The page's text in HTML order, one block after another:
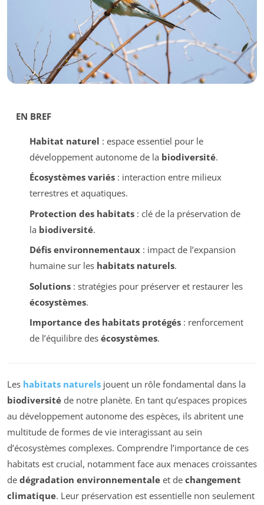
EN BREF
Habitat naturel : espace essentiel pour le
développement autonome de la biodiversité.
Écosystèmes variés: interaction entre milieux
terrestres et aquatiques.
Protection des habitats: clé de la préservation de
la biodiversité.
Défis environnementaux: impact de l’expansion
humaine sur les habitats naturels.
Solutions: stratégies pour préserver et restaurer les
écosystèmes.
Importance des habitats protégés: renforcement
de l’équilibre des écosystèmes.
Les habitats naturels jouent un rôle fondamental dans la
biodiversité de notre planète. En tant qu’espaces propices
au développement autonome des espèces, ils abritent une
multitude de formes de vie interagissant au sein
d’écosystèmes complexes. Comprendre l’importance de ces
habitats est crucial, notamment face aux menaces croissantes
de dégradation environnementale et de changement
climatique. Leur préservation est essentielle non seulement